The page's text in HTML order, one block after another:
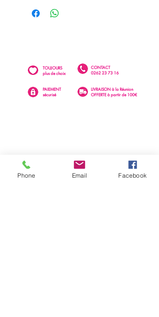
CONTACT
0262 23 73 16
TOUJOURS
plus de choix
PAIEMENT
sécurisé
LIVRAISON à la Réunion
OFFERTE à partir de 100€
Phone Email Facebook